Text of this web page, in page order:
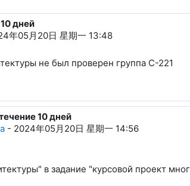
дней
年05月20日 星期一 13:48
не был проверен группа С-221
10 дней
- 2024年05月20日 星期一 14:56
в задание "курсовой проект